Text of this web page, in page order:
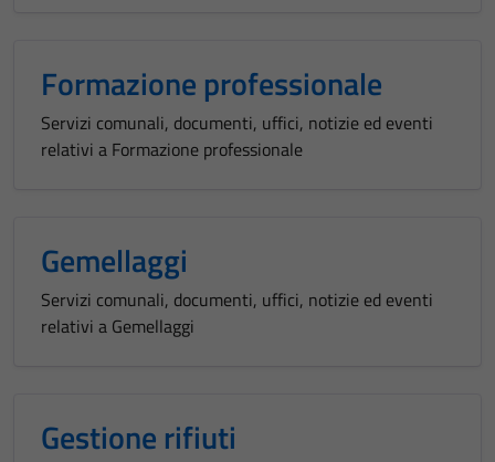
Formazione professionale
Servizi comunali, documenti, uffici, notizie ed eventi
relativi a Formazione professionale
Gemellaggi
Servizi comunali, documenti, uffici, notizie ed eventi
relativi a Gemellaggi
Gestione rifiuti